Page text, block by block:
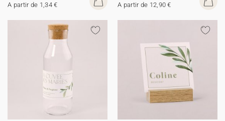
A partir de 1,34 €
A partir de 12,90 €